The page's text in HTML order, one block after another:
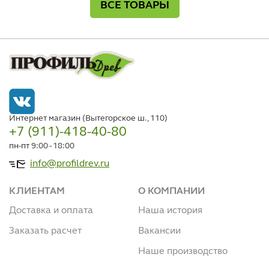
ВСЕ ТОВАРЫ
Интернет магазин (Вытегорское ш., 110)
+7 (911)-418-40-80
пн-пт 9:00 - 18:00
info@profildrev.ru
КЛИЕНТАМ
Доставка и оплата
Заказать расчет
О КОМПАНИИ
Наша история
Вакансии
Наше производство